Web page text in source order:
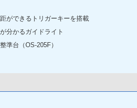
ができるトリガーキーを搭載
分かるガイドライト
準台（OS-205F）